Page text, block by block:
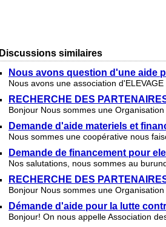
Discussions similaires
Nous avons question d'une aide
Nous avons une association
RECHERCHE DES
Bonjour Nous sommes une
Demande d'aide materiels et
Nous sommes une coopérative nous
Demande de financement pour
Nos salutations, nous sommes au
RECHERCHE DES
Bonjour Nous sommes une
Démande d'aide pour la lutte
Bonjour! On nous appelle Association